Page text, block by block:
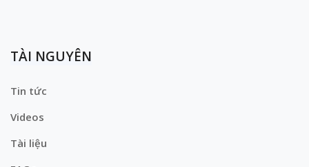
TÀI NGUYÊN
Tin tức
Videos
Tài liệu